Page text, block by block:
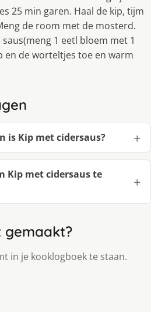
25 min garen. Haal de kip, tijm
de room met de mosterd.
1 eetl bloem met 1
en de worteltjes toe en warm
is Kip met cidersaus?
Kip met cidersaus te
gemaakt?
in je kooklogboek te staan.